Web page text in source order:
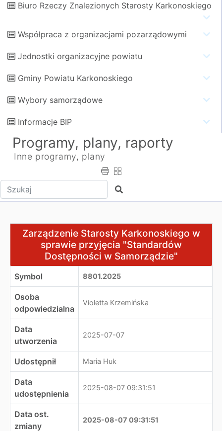
Biuro Rzeczy Znalezionych Starosty Karkonoskiego
Współpraca z organizacjami pozarządowymi
Jednostki organizacyjne powiatu
Gminy Powiatu Karkonoskiego
Wybory samorządowe
Informacje BIP
Programy, plany, raporty
Inne programy, plany
Wpisz tekst do wyszukania Szukaj
Zarządzenie Starosty Karkonoskiego w sprawie
Zarządzenie Starosty Karkonoskiego w
sprawie przyjęcia "Standardów
Dostępności w Samorządzie"
Symbol 8801.2025
Osoba
odpowiedzialna
Violetta Krzemińska
Data
utworzenia
2025-07-07
Udostępnił Maria Huk
Data
udostępnienia
2025-08-07 09:31:51
Data ost.
zmiany
2025-08-07 09:31:51